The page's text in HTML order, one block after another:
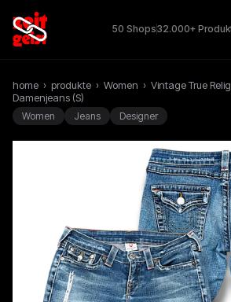
50 Shops32.000+
home › produkte › Women › Vintage True
Damenjeans (S)
Women Jeans Designer